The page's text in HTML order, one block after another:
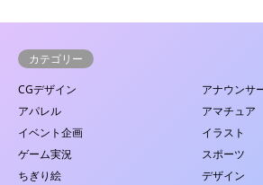
カテゴリー
CGデザイン
アナウンサ
アパレル
アマチュア
イベント企画
イラスト
ゲーム実況
スポーツ
ちぎり絵
デザイン